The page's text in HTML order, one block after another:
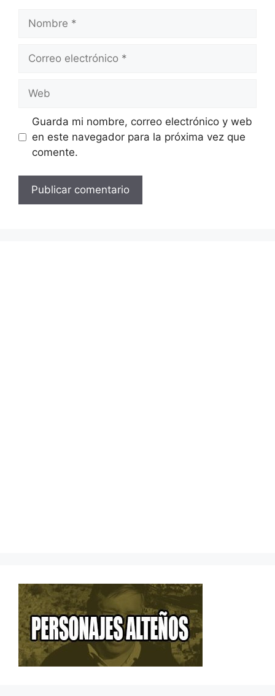
electrónico
Guarda mi nombre, correo electrónico y web
en este navegador para la próxima vez que
comente.